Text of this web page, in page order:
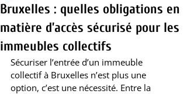
Bruxelles : quelles obligations en
matière d’accès sécurisé pour les
immeubles collectifs
Sécuriser l’entrée d’un immeuble
collectif à Bruxelles n’est plus une
option, c’est une nécessité. Entre la